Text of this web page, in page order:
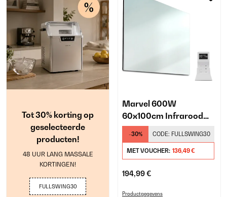
Tot 30% korting op
geselecteerde
producten!
48 UUR LANG MASSALE
KORTINGEN!
FULLSWING30
Marvel 600W
60x100cm Infrarood
Spiegel
-30% CODE: FULLSWING30
MET VOUCHER: 136,49 €
194,99 €
Productgegevens